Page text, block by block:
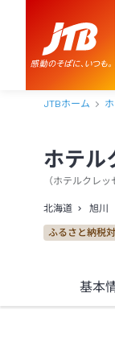
JTBホーム
ホテル
（ホテルクレッ
北海道 旭川
ふるさと納税
基本